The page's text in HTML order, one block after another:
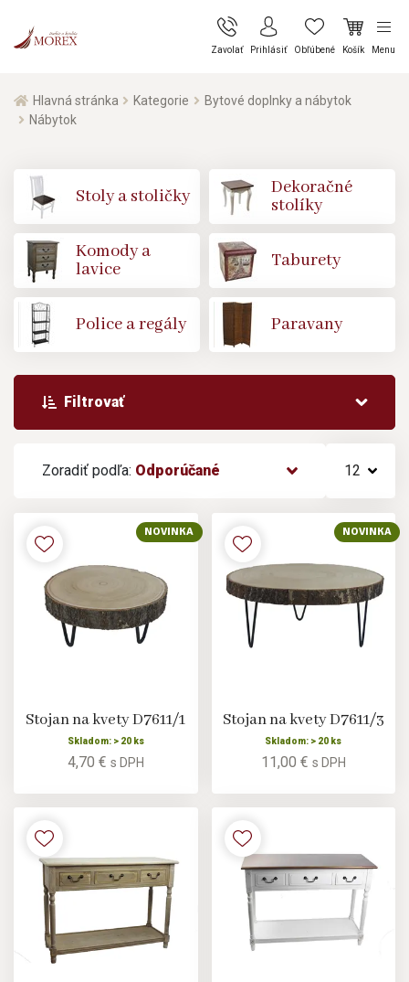
Zavolať Prihlásiť Obľúbené Košík Menu
Hlavná stránka Kategorie
Bytové doplnky a nábytok
Nábytok
Stoly a stoličky
Dekoračné
stolíky
Komody a
lavice
Taburety
Police a regály Paravany
Zoradiť podľa: Odporúčané 12
Filtrovať
NOVINKA
Stojan na kvety D7611/1
Skladom: > 20 ks
4,70 € s DPH
NOVINKA
Stojan na kvety D7611/3
Skladom: > 20 ks
11,00 € s DPH